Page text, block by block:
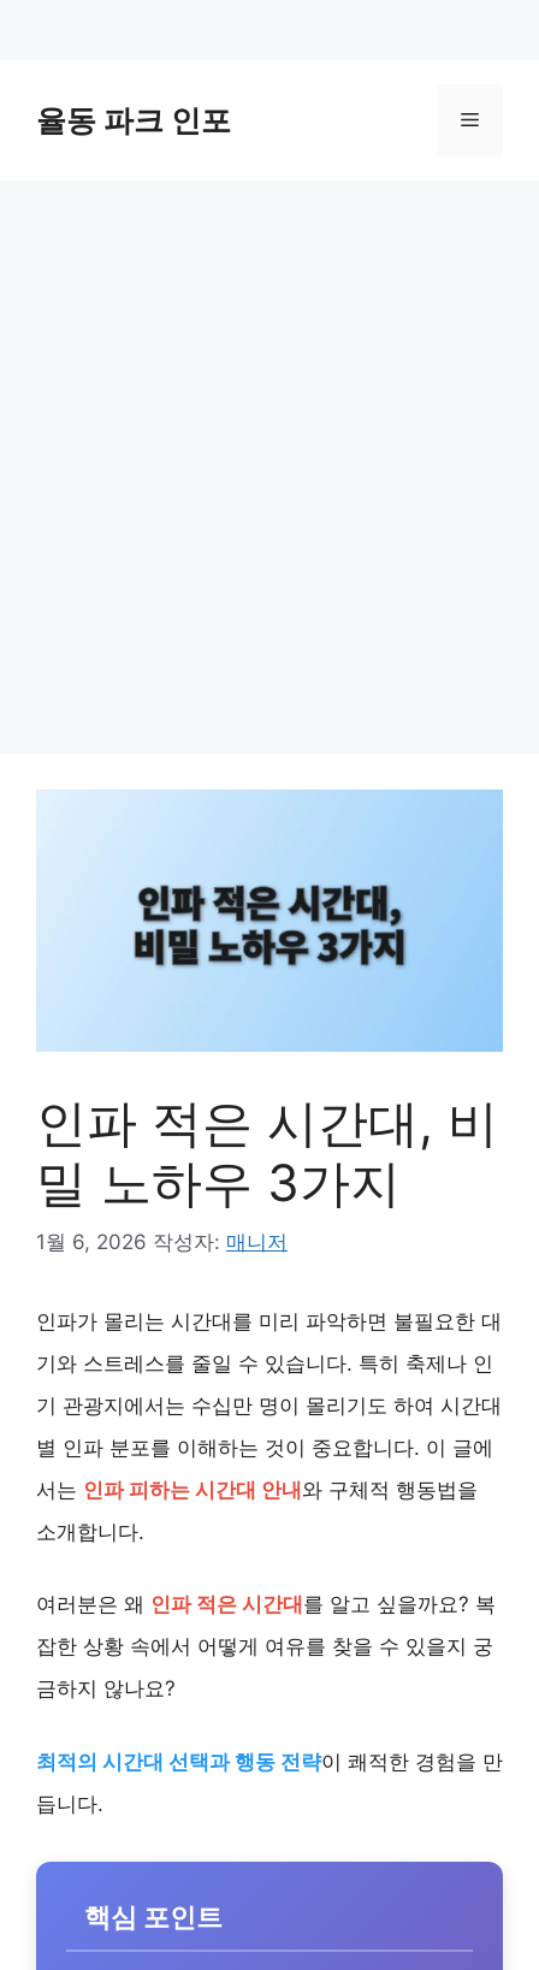
율동 파크 인포 메
인파 적은 시간대, 비
밀 노하우 3가지
1월 6, 2026 작성자: 매니저
인파가 몰리는 시간대를 미리 파악하면 불필요한 대
기와 스트레스를 줄일 수 있습니다. 특히 축제나 인
기 관광지에서는 수십만 명이 몰리기도 하여 시간대
별 인파 분포를 이해하는 것이 중요합니다. 이 글에
서는 인파 피하는 시간대 안내와 구체적 행동법을
소개합니다.
여러분은 왜 인파 적은 시간대 를 알고 싶을까요? 복
잡한 상황 속에서 어떻게 여유를 찾을 수 있을지 궁
금하지 않나요?
최적의 시간대 선택과 행동 전략이 쾌적한 경험을 만
듭니다.
핵심 포인트